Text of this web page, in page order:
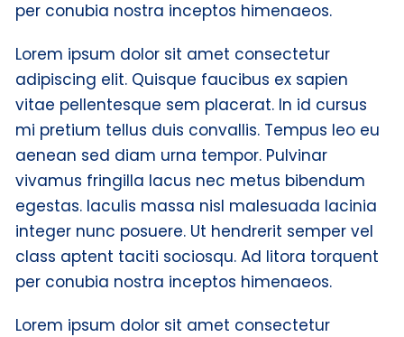
per conubia nostra inceptos himenaeos.
Lorem ipsum dolor sit amet consectetur
adipiscing elit. Quisque faucibus ex sapien
vitae pellentesque sem placerat. In id cursus
mi pretium tellus duis convallis. Tempus leo eu
aenean sed diam urna tempor. Pulvinar
vivamus fringilla lacus nec metus bibendum
egestas. Iaculis massa nisl malesuada lacinia
integer nunc posuere. Ut hendrerit semper vel
class aptent taciti sociosqu. Ad litora torquent
per conubia nostra inceptos himenaeos.
Lorem ipsum dolor sit amet consectetur